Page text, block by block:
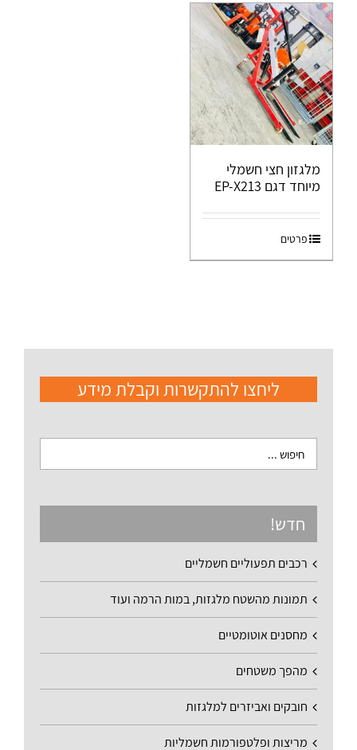
מלגזון חצי חשמלי
מיוחד דגם EP-X213
פרטים
ליחצו להתקשרות וקבלת מידע
חדש!
רכבים תפעוליים חשמליים
תמונות מהשטח מלגזות, במות הרמה ועוד
מחסנים אוטומטיים
מהפך משטחים
חובקים ואביזרים למלגזות
מריצות ופלטפורמות חשמליות